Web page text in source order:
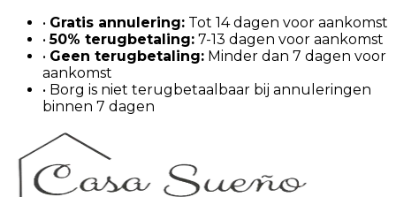
• Gratis annulering: Tot 14 dagen voor aankomst
•50% terugbetaling: 7-13 dagen voor aankomst
• Geen terugbetaling: Minder dan 7 dagen voor
aankomst
• Borg is niet terugbetaalbaar bij annuleringen
binnen 7 dagen